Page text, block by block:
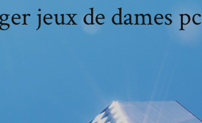
jeux de dames pc